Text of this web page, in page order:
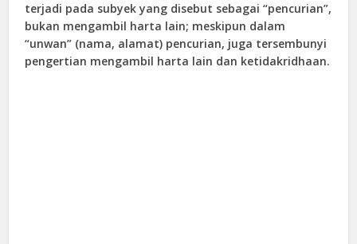
terjadi pada subyek yang disebut sebagai “pencurian”,
bukan mengambil harta lain; meskipun dalam
“unwan” (nama, alamat) pencurian, juga tersembunyi
pengertian mengambil harta lain dan ketidakridhaan.